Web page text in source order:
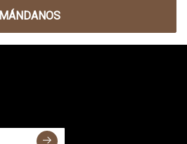
MÁNDANOS